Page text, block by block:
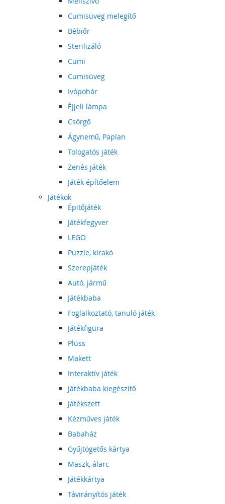
Cumisüveg melegítő
Bébiőr
Sterilizáló
Cumi
Cumisüveg
Ivópohár
Éjjeli lámpa
Csörgő
Ágynemű, Paplan
Tologatós játék
Zenés játék
Játék építőelem
Játékok
Épitőjáték
Játékfegyver
LEGO
Puzzle, kirakó
Szerepjáték
Autó, jármű
Játékbaba
Foglalkoztató, tanuló játék
Játékfigura
Plüss
Makett
Interaktív játék
Játékbaba kiegészítő
Játékszett
Kézműves játék
Babaház
Gyűjtögetős kártya
Maszk, álarc
Játékkártya
Távirányítós játék